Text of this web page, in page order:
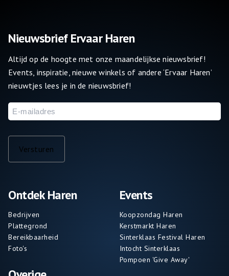
Ontdek Haren
Bedrijven
Plattegrond
Bereikbaarheid
Foto's
Events
Koopzondag Haren
Kerstmarkt Haren
Sinterklaas Festival Haren
Intocht Sinterklaas
Pompoen 'Give Away'
Nieuwsbrief Ervaar Haren
Altijd op de hoogte met onze maandelijkse nieuwsbrief!
Events, inspiratie, nieuwe winkels of andere ‘Ervaar Haren’
nieuwtjes lees je in de nieuwsbrief!
E-
mailadres
Versturen